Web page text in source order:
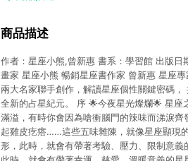
會有時間差，如顯示之商品規格、顏色、價位、
點數回饋或點數回饋有爭議，台灣樂天市場
商品描述
作者：星座小熊,曾新惠 書系：學習館 出版
畫家 星座小熊 暢銷星座書作家 曾新惠 星座
兩大名家聯手創作，解讀星座個性關鍵密碼
全新的占星紀元。 序 🌟今夜星光燦爛🌟 星
滿溢，有時你會因為嗆衝腦門的辣味而涕淚
起雞皮疙瘩……這些五味雜陳，就像星座顯現
形，此時，就會有帶著考驗、壓力、限制意